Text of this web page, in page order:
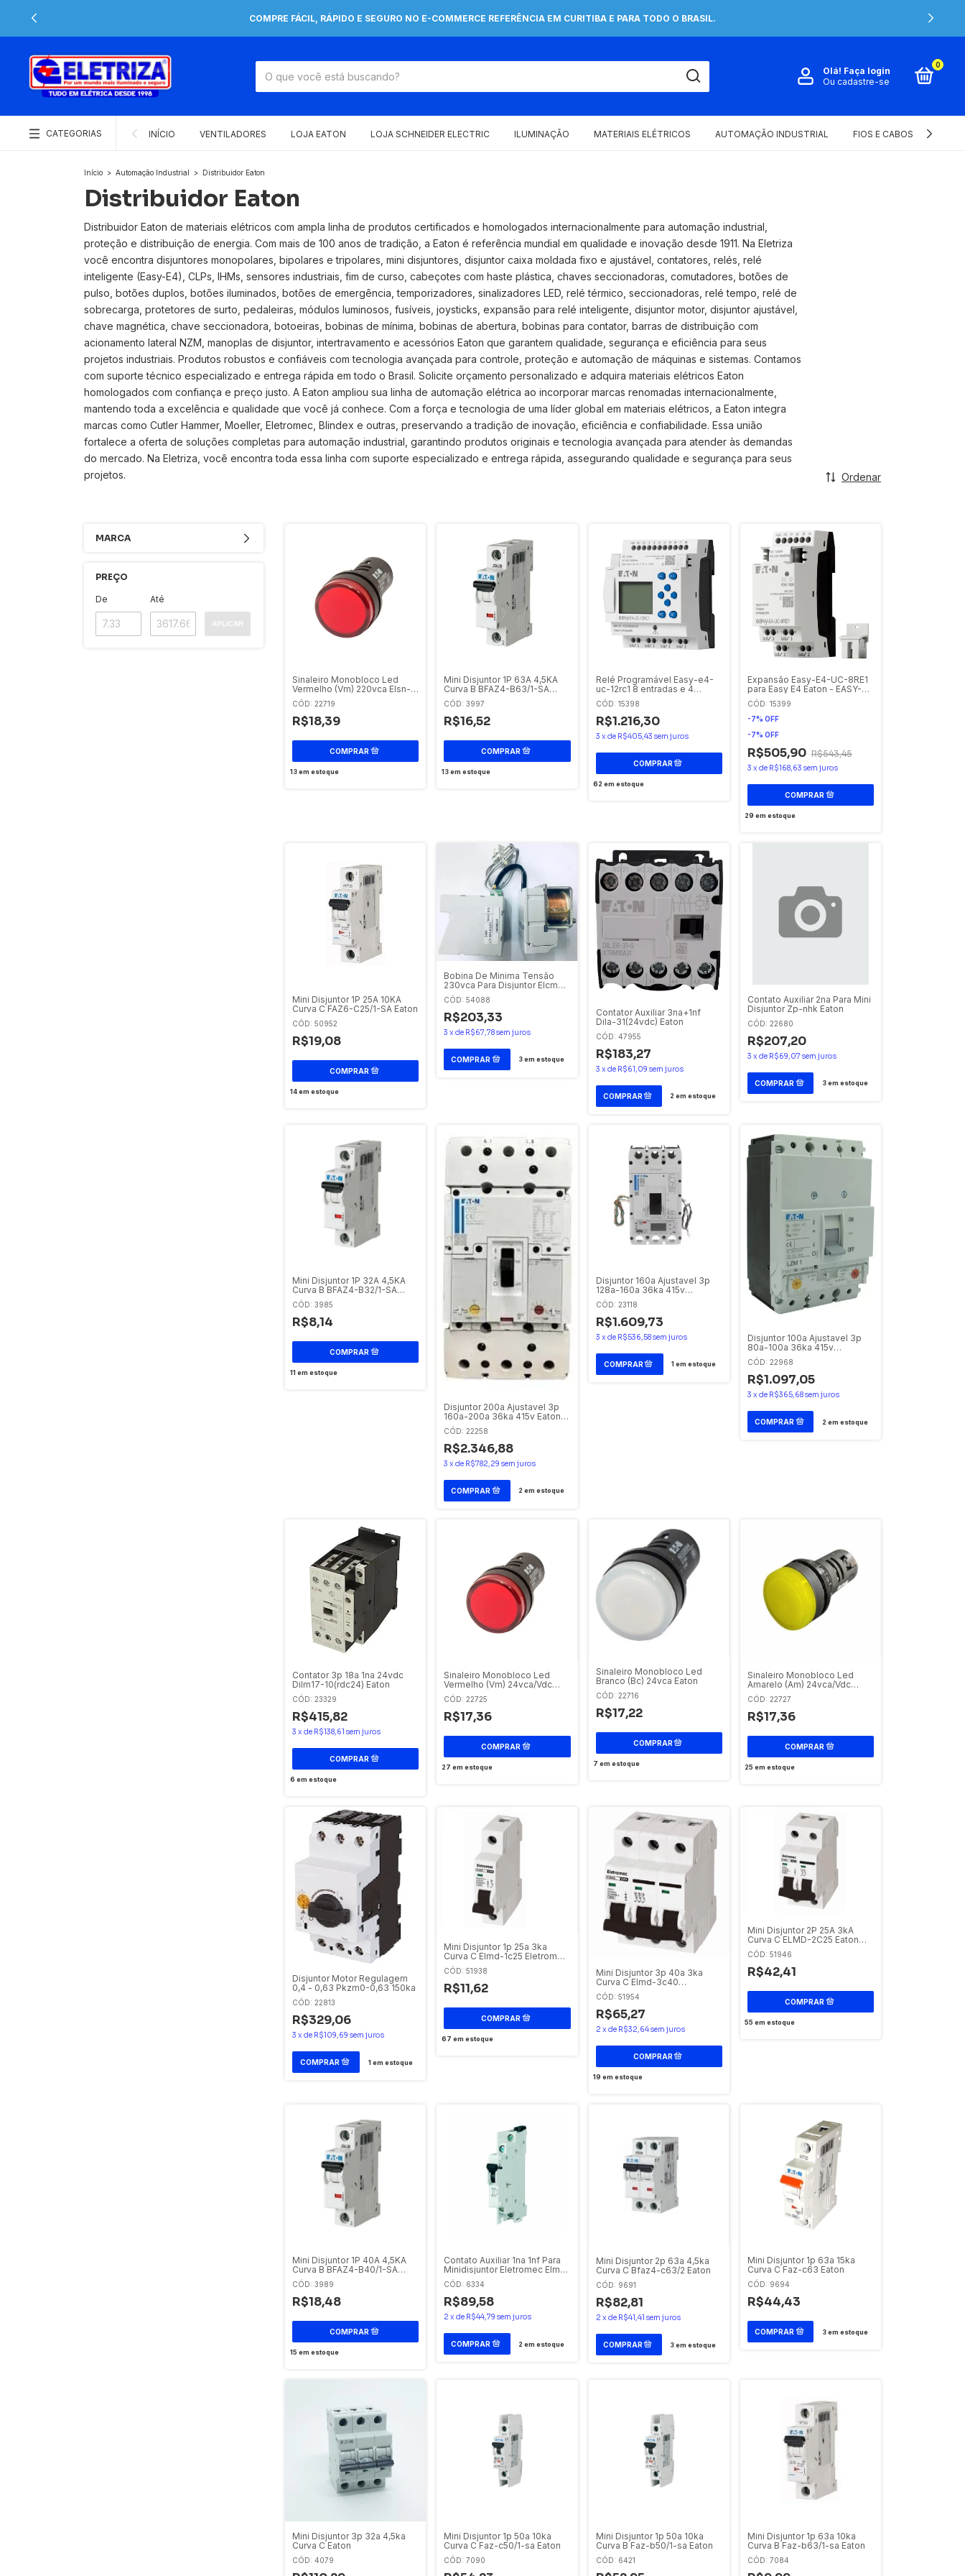
COMPRE FÁCIL, RÁPIDO E SEGURO NO E-COMMERCE REFERÊNCIA EM CURITIBA E PARA TODO O BRASIL.
Olá! Faça login
Ou cadastre-se
0
CATEGORIAS INÍCIO VENTILADORES LOJA EATON LOJA SCHNEIDER ELECTRIC ILUMINAÇÃO MATERIAIS ELÉTRICOS AUTOMAÇÃO INDUSTRIAL FIOS E CABOS ELÉTRICOS
Início > Automação Industrial > Distribuidor Eaton
Distribuidor Eaton
Distribuidor Eaton de materiais elétricos com ampla linha de produtos certificados e homologados internacionalmente para automação industrial,
proteção e distribuição de energia. Com mais de 100 anos de tradição, a Eaton é referência mundial em qualidade e inovação desde 1911. Na Eletriza
você encontra disjuntores monopolares, bipolares e tripolares, mini disjuntores, disjuntor caixa moldada fixo e ajustável, contatores, relés, relé
inteligente (Easy-E4), CLPs, IHMs, sensores industriais, fim de curso, cabeçotes com haste plástica, chaves seccionadoras, comutadores, botões de
pulso, botões duplos, botões iluminados, botões de emergência, temporizadores, sinalizadores LED, relé térmico, seccionadoras, relé tempo, relé de
sobrecarga, protetores de surto, pedaleiras, módulos luminosos, fusíveis, joysticks, expansão para relé inteligente, disjuntor motor, disjuntor ajustável,
chave magnética, chave seccionadora, botoeiras, bobinas de mínima, bobinas de abertura, bobinas para contator, barras de distribuição com
acionamento lateral NZM, manoplas de disjuntor, intertravamento e acessórios Eaton que garantem qualidade, segurança e eficiência para seus
projetos industriais. Produtos robustos e confiáveis com tecnologia avançada para controle, proteção e automação de máquinas e sistemas. Contamos
com suporte técnico especializado e entrega rápida em todo o Brasil. Solicite orçamento personalizado e adquira materiais elétricos Eaton
homologados com confiança e preço justo. A Eaton ampliou sua linha de automação elétrica ao incorporar marcas renomadas internacionalmente,
mantendo toda a excelência e qualidade que você já conhece. Com a força e tecnologia de uma líder global em materiais elétricos, a Eaton integra
marcas como Cutler Hammer, Moeller, Eletromec, Blindex e outras, preservando a tradição de inovação, eficiência e confiabilidade. Essa união
fortalece a oferta de soluções completas para automação industrial, garantindo produtos originais e tecnologia avançada para atender às demandas
do mercado. Na Eletriza, você encontra toda essa linha com suporte especializado e entrega rápida, assegurando qualidade e segurança para seus
projetos.
Ordenar
MARCA
PREÇO
De Até
APLICAR
Sinaleiro Monobloco Led
Vermelho (Vm) 220vca Elsn-
Vmled220 Eaton
CÓD: 22719
R$18,39
13em estoque
Mini Disjuntor 1P 63A 4,5KA
Curva B BFAZ4-B63/1-SA
Eaton
CÓD: 3997
R$16,52
13em estoque
Relé Programável Easy-e4-
uc-12rc1 8 entradas e 4
Saídas Digitais Clp Eaton
197211
CÓD: 15398
R$1.216,30
3 x de R$405,43 sem juros
62 em estoque
Expansão Easy-E4-UC-8RE1
para Easy E4 Eaton - EASY-
E4-UC-8RE1 - 197217
CÓD: 15399
-7% OFF
-7% OFF
R$505,90 R$543,45
3 x de R$168,63 sem juros
29 em estoque
Mini Disjuntor 1P 25A 10KA
Curva C FAZ6-C25/1-SA Eaton
CÓD: 50952
R$19,08
14em estoque
Bobina De Minima Tensão
230vca Para Disjuntor Elcm3
Elcm3-Uv230 Eaton /
Eletromec
CÓD: 54088
R$203,33
3 xde R$67,78sem juros
3em estoque
Contator Auxiliar 3na+1nf
Dila-31(24vdc) Eaton
CÓD: 47955
R$183,27
3 x de R$61,09 sem juros
2 em estoque
Contato Auxiliar 2na Para Mini
Disjuntor Zp-nhk Eaton
CÓD: 22680
R$207,20
3 x de R$69,07 sem juros
3em estoque
Mini Disjuntor 1P 32A 4,5KA
Curva B BFAZ4-B32/1-SA
Eaton
CÓD: 3985
R$8,14
11 em estoque
Disjuntor 200a Ajustavel 3p
160a-200a 36ka 415v Eaton
PDC23G0200TAAS
PDC210007
CÓD: 22258
R$2.346,88
3 xde R$782,29 sem juros
2 em estoque
Disjuntor 160a Ajustavel 3p
128a-160a 36ka 415v
PDC13G0160TAAJ Eaton
PDC110022
CÓD: 23118
R$1.609,73
3 x de R$536,58sem juros
1 em estoque
Disjuntor 100a Ajustavel 3p
80a-100a 36ka 415v
PDC13G0100TAAJ Eaton
PDC110020
CÓD: 22968
R$1.097,05
3 x de R$365,68sem juros
2 em estoque
Contator 3p 18a 1na 24vdc
Dilm17-10(rdc24) Eaton
CÓD: 23329
R$415,82
3 x de R$138,61 sem juros
6 em estoque
Sinaleiro Monobloco Led
Vermelho (Vm) 24vca/Vdc
Elsn-Vmled24 Eaton
CÓD: 22725
R$17,36
27 em estoque
Sinaleiro Monobloco Led
Branco (Bc) 24vca Eaton
CÓD: 22716
R$17,22
7 em estoque
Sinaleiro Monobloco Led
Amarelo (Am) 24vca/Vdc
Elsn-Amled24 Eaton
CÓD: 22727
R$17,36
25 em estoque
Disjuntor Motor Regulagem
0,4 - 0,63 Pkzm0-0,63 150ka
CÓD: 22813
R$329,06
3 x de R$109,69 sem juros
1 em estoque
Mini Disjuntor 1p 25a 3ka
Curva C Elmd-1c25 Eletromec
/ Eaton
CÓD: 51938
R$11,62
67 em estoque
Mini Disjuntor 3p 40a 3ka
Curva C Elmd-3c40
Eletromec / Eaton
CÓD: 51954
R$65,27
2 x de R$32,64sem juros
19 em estoque
Mini Disjuntor 2P 25A 3kA
Curva C ELMD-2C25 Eaton
Eletromec
CÓD: 51946
R$42,41
55 em estoque
Mini Disjuntor 1P 40A 4,5KA
Curva B BFAZ4-B40/1-SA
Eaton
CÓD: 3989
R$18,48
15 em estoque
Contato Auxiliar 1na 1nf Para
Minidisjuntor Eletromec Elmd-
aux Eletromec-eaton
CÓD: 6334
R$89,58
2 xde R$44,79 sem juros
2 em estoque
Mini Disjuntor 2p 63a 4,5ka
Curva C Bfaz4-c63/2 Eaton
CÓD: 9691
R$82,81
2 x de R$41,41 sem juros
3em estoque
Mini Disjuntor 1p 63a 15ka
Curva C Faz-c63 Eaton
CÓD: 9694
R$44,43
3em estoque
Mini Disjuntor 3p 32a 4,5ka
Curva C Eaton
CÓD: 4079
Mini Disjuntor 1p 50a 10ka
Curva C Faz-c50/1-sa Eaton
CÓD: 7090
Mini Disjuntor 1p 50a 10ka
Curva B Faz-b50/1-sa Eaton
CÓD: 6421
Mini Disjuntor 1p 63a 10ka
Curva B Faz-b63/1-sa Eaton
CÓD: 7084